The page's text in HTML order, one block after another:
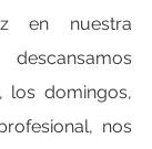
en nuestra
los domingos,
nos